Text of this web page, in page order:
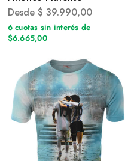
Desde $ 39.990,00
6 cuotas sin interés de
$6.665,00